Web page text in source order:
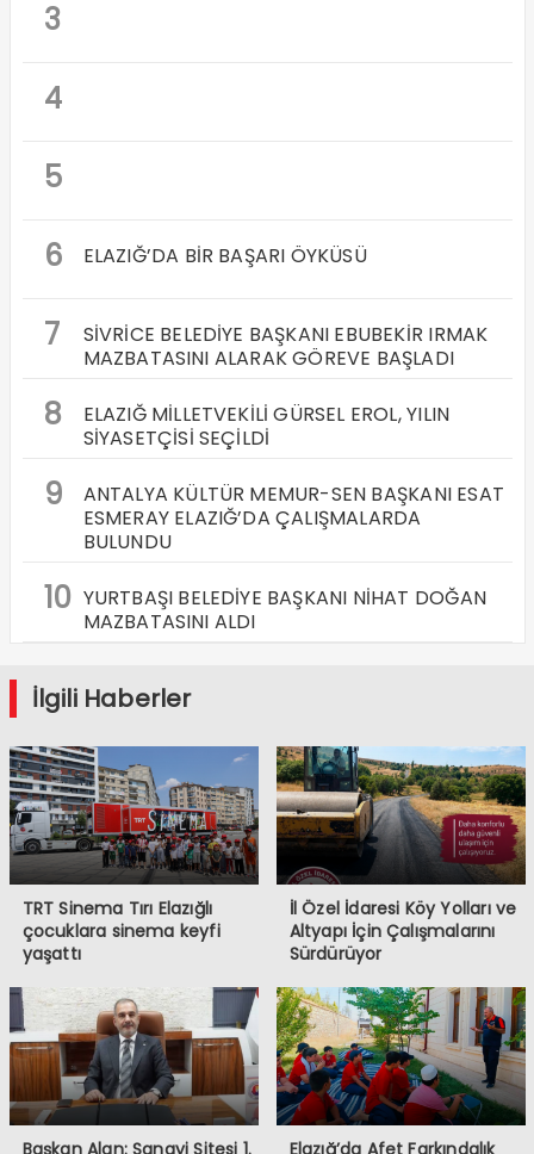
3
4
5
6
ELAZIĞ’DA BİR BAŞARI ÖYKÜSÜ
7
SİVRİCE BELEDİYE BAŞKANI EBUBEKİR IRMAK
MAZBATASINI ALARAK GÖREVE BAŞLADI
8
ELAZIĞ MİLLETVEKİLİ GÜRSEL EROL, YILIN
SİYASETÇİSİ SEÇİLDİ
9
ANTALYA KÜLTÜR MEMUR-SEN BAŞKANI ESAT
ESMERAY ELAZIĞ’DA ÇALIŞMALARDA
BULUNDU
10 YURTBAŞI BELEDİYE BAŞKANI NİHAT DOĞAN
MAZBATASINI ALDI
İlgili Haberler
TRT Sinema Tırı Elazığlı
çocuklara sinema keyfi
yaşattı
İl Özel İdaresi Köy Yolları ve
Altyapı İçin Çalışmalarını
Sürdürüyor
Başkan Alan: Sanayi Sitesi 1.
Elazığ’da Afet Farkındalık